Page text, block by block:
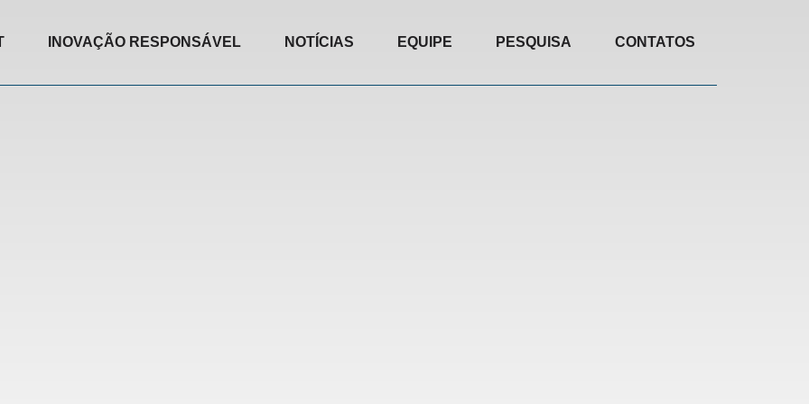
INOVAÇÃO RESPONSÁVEL NOTÍCIAS EQUIPE PESQUISA CONTATOS